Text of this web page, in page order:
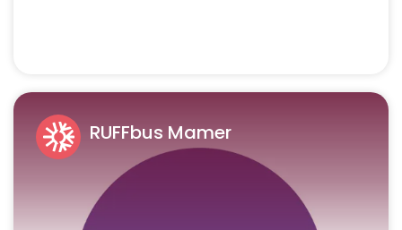
RUFFbus Mamer